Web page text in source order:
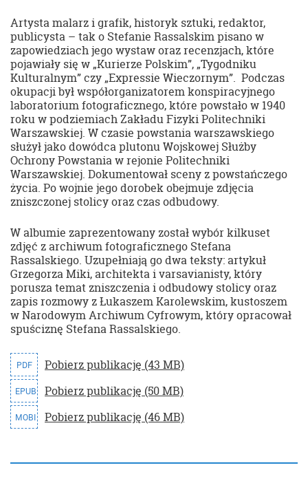
Artysta malarz i grafik, historyk sztuki, redaktor,
publicysta – tak o Stefanie Rassalskim pisano w
zapowiedziach jego wystaw oraz recenzjach, które
pojawiały się w „Kurierze Polskim”, „Tygodniku
Kulturalnym” czy „Expressie Wieczornym”. Podczas
okupacji był współorganizatorem konspiracyjnego
laboratorium fotograficznego, które powstało w 1940
roku w podziemiach Zakładu Fizyki Politechniki
Warszawskiej. W czasie powstania warszawskiego
służył jako dowódca plutonu Wojskowej Służby
Ochrony Powstania w rejonie Politechniki
Warszawskiej. Dokumentował sceny z powstańczego
życia. Po wojnie jego dorobek obejmuje zdjęcia
zniszczonej stolicy oraz czas odbudowy.
W albumie zaprezentowany został wybór kilkuset
zdjęć z archiwum fotograficznego Stefana
Rassalskiego. Uzupełniają go dwa teksty: artykuł
Grzegorza Miki, architekta i varsavianisty, który
porusza temat zniszczenia i odbudowy stolicy oraz
zapis rozmowy z Łukaszem Karolewskim, kustoszem
w Narodowym Archiwum Cyfrowym, który opracował
spuściznę Stefana Rassalskiego.
PDF Pobierz publikację (43 MB)
EPUB Pobierz publikację (50 MB)
MOBI Pobierz publikację (46 MB)